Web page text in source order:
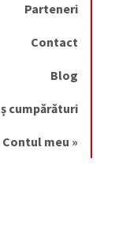
Parteneri
Contact
Blog
cumpărături
Contul meu »